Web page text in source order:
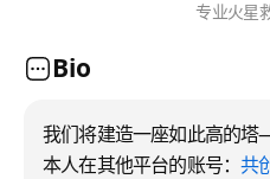
专业火星
Bio
我们将建造一座如此高的塔
本人在其他平台的账号：共